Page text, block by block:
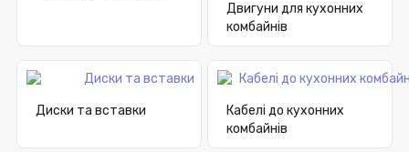
Двигуни для кухонних
комбайнів
Диски та вставки
Кабелі до кухонних
комбайнів